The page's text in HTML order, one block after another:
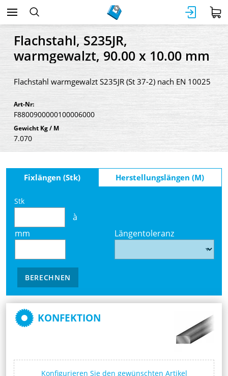
Flachstahl, S235JR,
warmgewalzt, 90.00 x 10.00 mm
Flachstahl warmgewalzt S235JR (St 37-2) nach EN 10025
Art-Nr:
F8800900000100006000
Gewicht Kg / M
7.070
Fixlängen (Stk) Herstellungslängen (M)
Stk
à
mm
Längentoleranz
BERECHNEN
KONFEKTION
Konfigurieren Sie den gewünschten Artikel